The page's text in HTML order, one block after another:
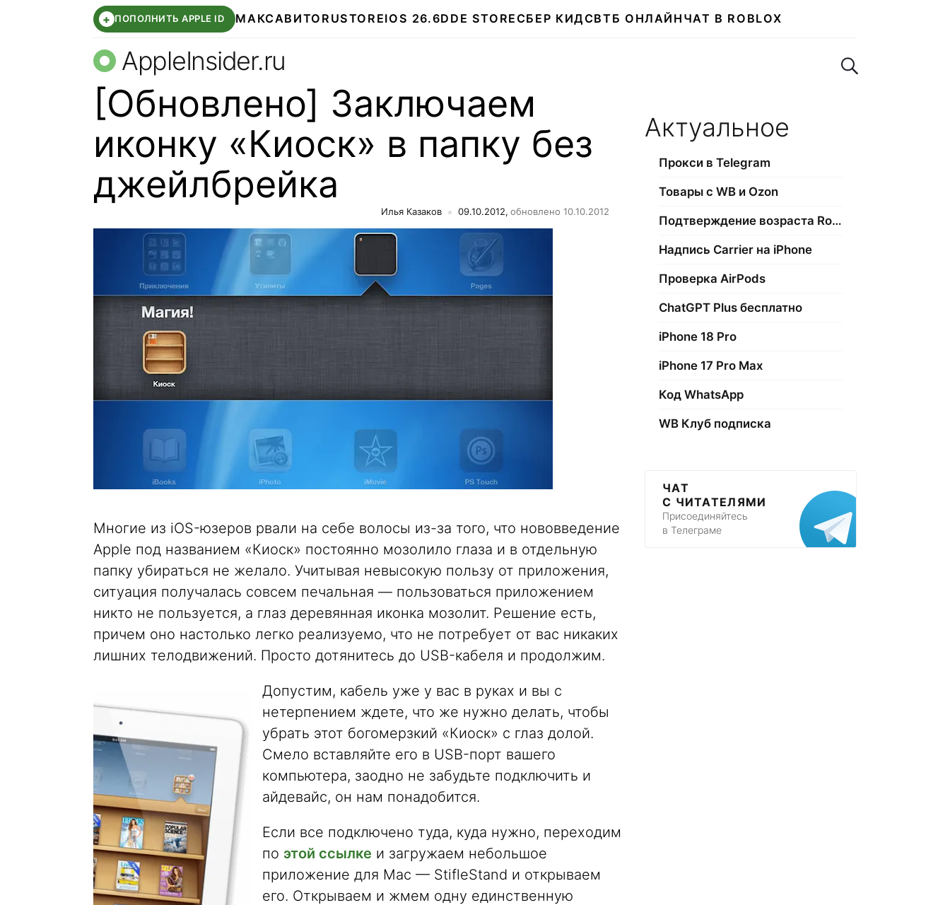
+ ПОПОЛНИТЬ APPLE ID МАКСАВИТО RUSTOREIOS 26.6DDE STORE СБЕР КИДСВТБ ОНЛАЙН ЧАТ В ROBLOX
AppleInsider.ru Поиск по сайту
[Обновлено] Заключаем
иконку «Киоск» в папку без
джейлбрейка
Илья Казаков 09.10.2012, обновлено 10.10.2012
Многие из iOS-юзеров рвали на себе волосы из-за того, что нововведение
Apple под названием «Киоск» постоянно мозолило глаза и в отдельную
папку убираться не желало. Учитывая невысокую пользу от приложения,
ситуация получалась совсем печальная — пользоваться приложением
никто не пользуется, а глаз деревянная иконка мозолит. Решение есть,
причем оно настолько легко реализуемо, что не потребует от вас никаких
лишних телодвижений. Просто дотянитесь до USB-кабеля и продолжим.
Допустим, кабель уже у вас в руках и вы с
нетерпением ждете, что же нужно делать, чтобы
убрать этот богомерзкий «Киоск» с глаз долой.
Смело вставляйте его в USB-порт вашего
компьютера, заодно не забудьте подключить и
айдевайс, он нам понадобится.
Если все подключено туда, куда нужно, переходим
по этой ссылке и загружаем небольшое
приложение для Mac — StifleStand и открываем
его. Открываем и жмем одну единственную
Актуальное
Прокси в Telegram
Товары с WB и Ozon
Подтверждение возраста Roblox
Надпись Carrier на iPhone
Проверка AirPods
ChatGPT Plus бесплатно
iPhone 18 Pro
iPhone 17 Pro Max
Код WhatsApp
WB Клуб подписка
ЧАТ
С ЧИТАТЕЛЯМИ
Присоединяйтесь
в Телеграме